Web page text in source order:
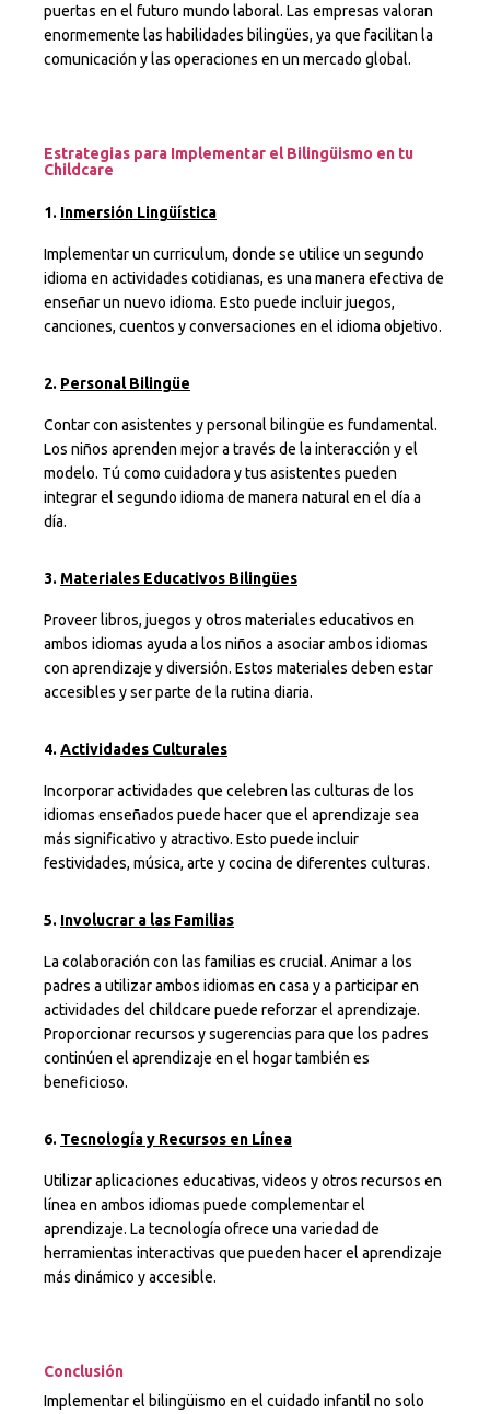
puertas en el futuro mundo laboral. Las empresas valoran
enormemente las habilidades bilingües, ya que facilitan la
comunicación y las operaciones en un mercado global.
Estrategias para Implementar el Bilingüismo en tu
Childcare
1. Inmersión Lingüística
Implementar un curriculum, donde se utilice un segundo
idioma en actividades cotidianas, es una manera efectiva de
enseñar un nuevo idioma. Esto puede incluir juegos,
canciones, cuentos y conversaciones en el idioma objetivo.
2. Personal Bilingüe
Contar con asistentes y personal bilingüe es fundamental.
Los niños aprenden mejor a través de la interacción y el
modelo. Tú como cuidadora y tus asistentes pueden
integrar el segundo idioma de manera natural en el día a
día.
3. Materiales Educativos Bilingües
Proveer libros, juegos y otros materiales educativos en
ambos idiomas ayuda a los niños a asociar ambos idiomas
con aprendizaje y diversión. Estos materiales deben estar
accesibles y ser parte de la rutina diaria.
4. Actividades Culturales
Incorporar actividades que celebren las culturas de los
idiomas enseñados puede hacer que el aprendizaje sea
más significativo y atractivo. Esto puede incluir
festividades, música, arte y cocina de diferentes culturas.
5. Involucrar a las Familias
La colaboración con las familias es crucial. Animar a los
padres a utilizar ambos idiomas en casa y a participar en
actividades del childcare puede reforzar el aprendizaje.
Proporcionar recursos y sugerencias para que los padres
continúen el aprendizaje en el hogar también es
beneficioso.
6. Tecnología y Recursos en Línea
Utilizar aplicaciones educativas, videos y otros recursos en
línea en ambos idiomas puede complementar el
aprendizaje. La tecnología ofrece una variedad de
herramientas interactivas que pueden hacer el aprendizaje
más dinámico y accesible.
Conclusión
Implementar el bilingüismo en el cuidado infantil no solo